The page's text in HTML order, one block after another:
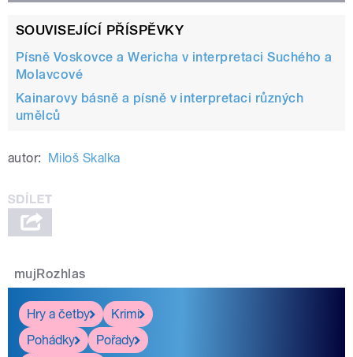
SOUVISEJÍCÍ PŘÍSPĚVKY
Písně Voskovce a Wericha v interpretaci Suchého a
Molavcové
Kainarovy básně a písně v interpretaci různých
umělců
autor: Miloš Skalka
mujRozhlas
Hry a četby
Krimi
Pohádky
Pořady